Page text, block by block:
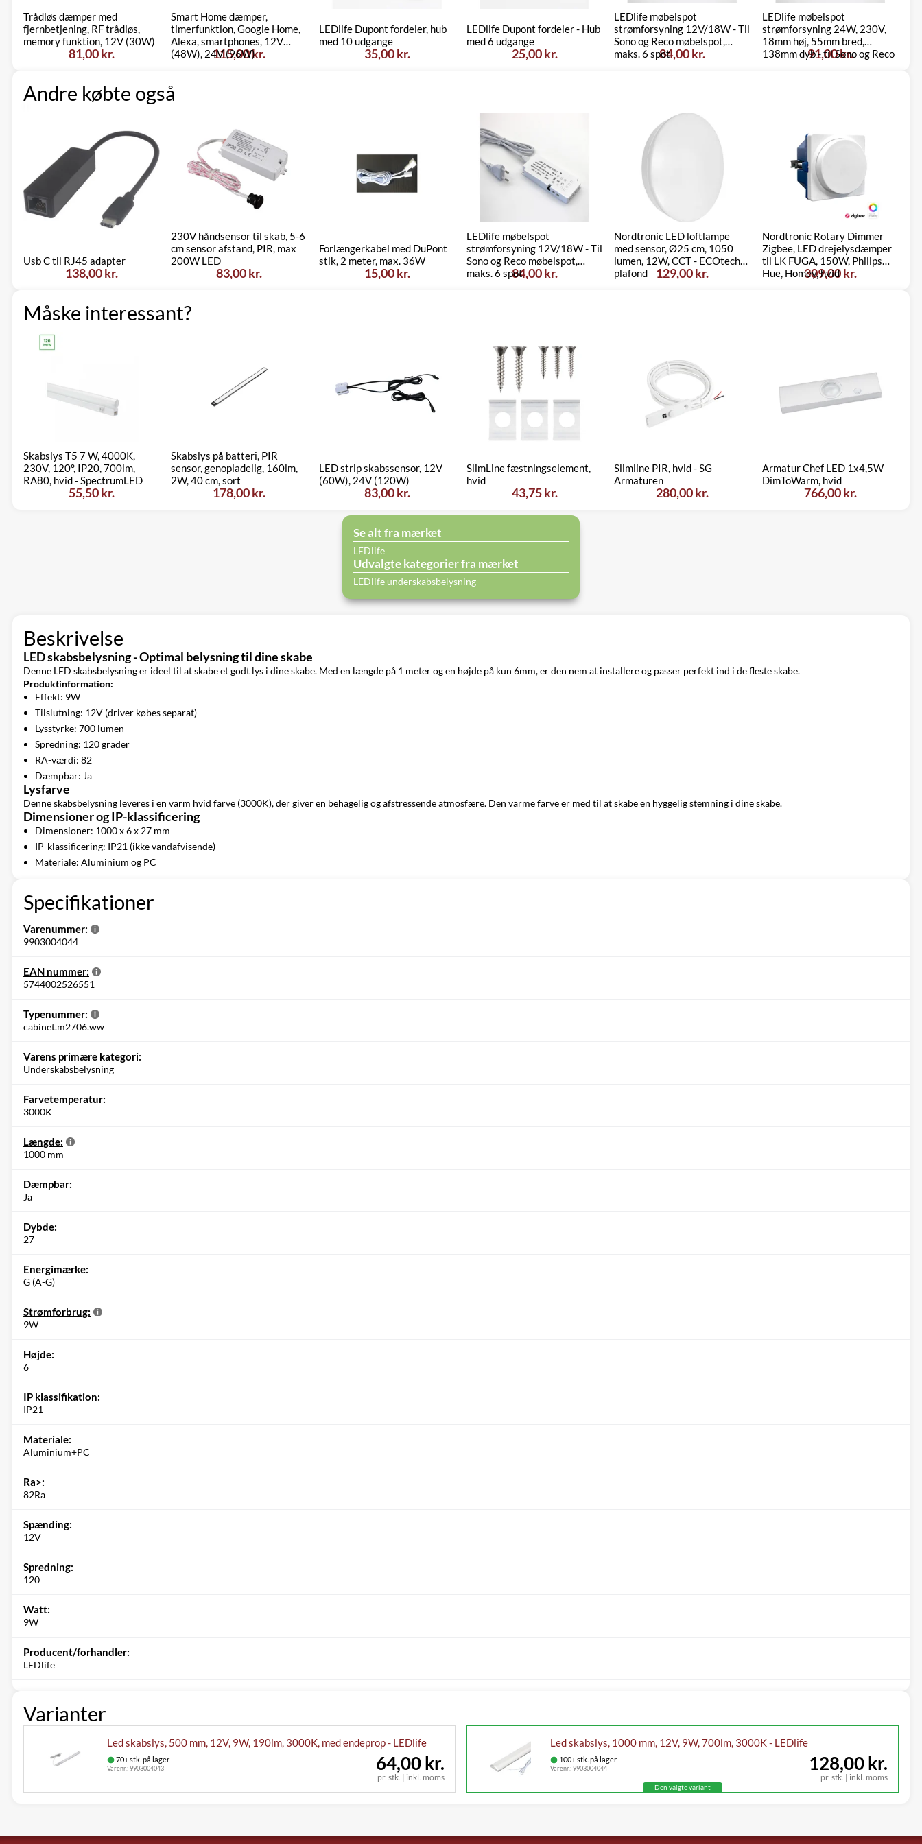
Trådløs dæmper med
fjernbetjening, RF trådløs,
memory funktion, 12V (30W)
81,00 kr.
Smart Home dæmper,
timerfunktion, Google Home,
Alexa, smartphones, 12V
(48W), 24V (96W)
115,00 kr.
LEDlife Dupont fordeler, hub
med 10 udgange
35,00 kr.
LEDlife Dupont fordeler - Hub
med 6 udgange
25,00 kr.
LEDlife møbelspot
strømforsyning 12V/18W - Til
Sono og Reco møbelspot,
maks. 6 spot84,00 kr.
LEDlife møbelspot
strømforsyning 24W, 230V,
18mm høj, 55mm bred,
138mm dyb - til Sono og Reco
91,00 kr.
Andre købte også
Usb C til RJ45 adapter
138,00 kr.
230V håndsensor til skab, 5-6
cm sensor afstand, PIR, max
200W LED
83,00 kr.
Forlængerkabel med DuPont
stik, 2 meter, max. 36W
15,00 kr.
LEDlife møbelspot
strømforsyning 12V/18W - Til
Sono og Reco møbelspot,
maks. 6 spot84,00 kr.
Nordtronic LED loftlampe
med sensor, Ø25 cm, 1050
lumen, 12W, CCT - ECOtech
plafond
129,00 kr.
Nordtronic Rotary Dimmer
Zigbee, LED drejelysdæmper
til LK FUGA, 150W, Philips
Hue, Homey, hvid
309,00 kr.
Måske interessant?
Skabslys T5 7 W, 4000K,
230V, 120°, IP20, 700lm,
RA80, hvid - SpectrumLED
55,50 kr.
Skabslys på batteri, PIR
sensor, genopladelig, 160lm,
2W, 40 cm, sort
178,00 kr.
LED strip skabssensor, 12V
(60W), 24V (120W)
83,00 kr.
SlimLine fæstningselement,
hvid
43,75 kr.
Slimline PIR, hvid - SG
Armaturen
280,00 kr.
Armatur Chef LED 1x4,5W
DimToWarm, hvid
766,00 kr.
Se alt fra mærket
LEDlife
Udvalgte kategorier fra mærket
LEDlife underskabsbelysning
Beskrivelse
LED skabsbelysning - Optimal belysning til dine skabe
Denne LED skabsbelysning er ideel til at skabe et godt lys i dine skabe. Med en længde på 1 meter og en højde på kun 6mm, er den nem at installere og passer perfekt ind i de fleste skabe.
Produktinformation:
Effekt: 9W
Tilslutning: 12V (driver købes separat)
Lysstyrke: 700 lumen
Spredning: 120 grader
RA-værdi: 82
Dæmpbar: Ja
Lysfarve
Denne skabsbelysning leveres i en varm hvid farve (3000K), der giver en behagelig og afstressende atmosfære. Den varme farve er med til at skabe en hyggelig stemning i dine skabe.
Dimensioner og IP-klassificering
Dimensioner: 1000 x 6 x 27 mm
IP-klassificering: IP21 (ikke vandafvisende)
Materiale: Aluminium og PC
Specifikationer
Varenummer:
9903004044
EAN nummer:
5744002526551
Typenummer:
cabinet.m2706.ww
Varens primære kategori:
Underskabsbelysning
Farvetemperatur:
3000K
Længde:
1000 mm
Dæmpbar:
Ja
Dybde:
27
Energimærke:
G (A-G)
Strømforbrug:
9W
Højde:
6
IP klassifikation:
IP21
Materiale:
Aluminium+PC
Ra>:
82Ra
Spænding:
12V
Spredning:
120
Watt:
9W
Producent/forhandler:
LEDlife
Varianter
Led skabslys, 500 mm, 12V, 9W, 190lm, 3000K, med endeprop - LEDlife
70+ stk. på lager
Varenr.:9903004043
pr. stk. | inkl. moms
64,00 kr.
Led skabslys, 1000 mm, 12V, 9W, 700lm, 3000K - LEDlife
100+ stk. på lager
Varenr.:9903004044
pr. stk. | inkl. moms
128,00 kr.
Den valgte variant